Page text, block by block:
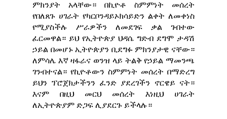
ምክንያት አላቸው። በኪዮቶ ስምምነት መሰረት
የበለጸጉ ሀገራት የካርቦንዳይኦክሳይድን ልቀት ለመቀነስ
የሚያስችሉ ሥራዎችን ለመደገፍ ቃል ገብተው
ፈርመዋል። ይህ የኢትዮጵያ ህዳሴ ግድብ ደግሞ ታዳሽ
ኃይል በመሆኑ ኢትዮጵያን ቢደግፉ ምክንያታዊ ናቸው።
ለምሳሌ እኛ ዛፋራና ወንዝ ላይ ትልቅ የኃይል ማመንጫ
ገንብተናል። የኪዮቶውን ስምምነት መሰረት በማድረግ
ይህን ፕሮጀክታችንን ፈንድ ያደረገችን ኖርዌይ ናት።
እናም በዚህ መርህ መሰረት እነዚህ ሀገራት
ለኢትዮጵያም ድጋፍ ሊያደርጉ ይችላሉ።